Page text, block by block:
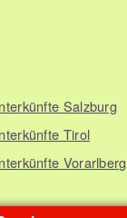
Salzburg
Tirol
Vorarlberg